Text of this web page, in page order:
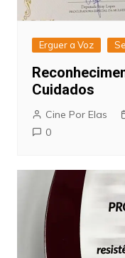
Erguer a Voz
Cuidados
Cine Por Elas
0